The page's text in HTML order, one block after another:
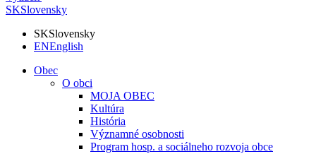
SKSlovensky
SKSlovensky
ENEnglish
Obec
O obci
MOJA OBEC
Kultúra
História
Významné osobnosti
Program hosp. a sociálneho rozvoja obce